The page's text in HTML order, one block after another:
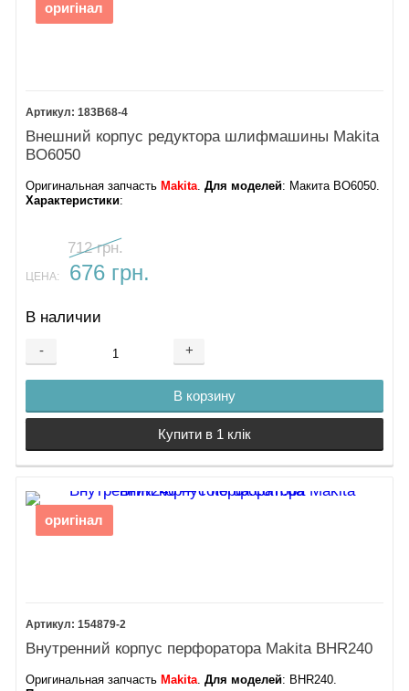
оригінал
183B68-4
Внешний корпус редуктора шлифмашины Makita
BO6050
Оригинальная запчасть Makita.Для моделей: Макита BO6050.
Характеристики:
712 грн.
ЦЕНА: 676 грн.
В наличии
- +
В корзину
Купити в 1 клік
оригінал
154879-2
Внутренний корпус перфоратора Makita BHR240
Оригинальная запчасть Makita.Для моделей: BHR240.